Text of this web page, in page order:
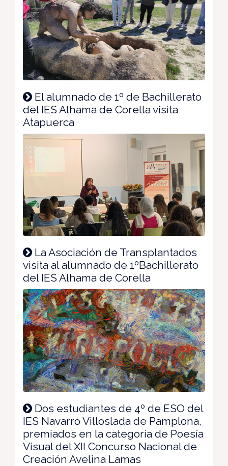
El alumnado de 1º de Bachillerato
del IES Alhama de Corella visita
Atapuerca
La Asociación de Transplantados
visita al alumnado de 1ºBachillerato
del IES Alhama de Corella
Dos estudiantes de 4º de ESO del
IES Navarro Villoslada de Pamplona,
premiados en la categoría de Poesía
Visual del XII Concurso Nacional de
Creación Avelina Lamas